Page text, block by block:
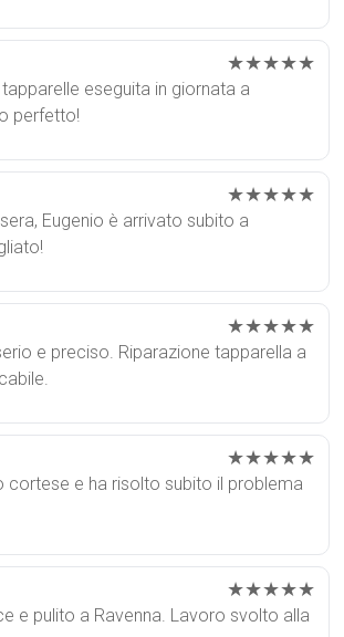
★★★★★
eseguita in giornata a
perfetto!
★★★★★
Eugenio è arrivato subito a
★★★★★
e preciso. Riparazione tapparella a
★★★★★
cortese e ha risolto subito il problema
★★★★★
e pulito a Ravenna. Lavoro svolto alla